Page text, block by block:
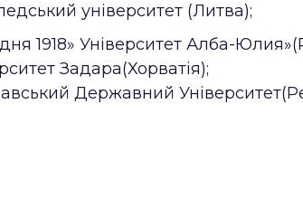
університет (Литва);
1918» Університет Алба-
Задара(Хорватія);
Державний Університет